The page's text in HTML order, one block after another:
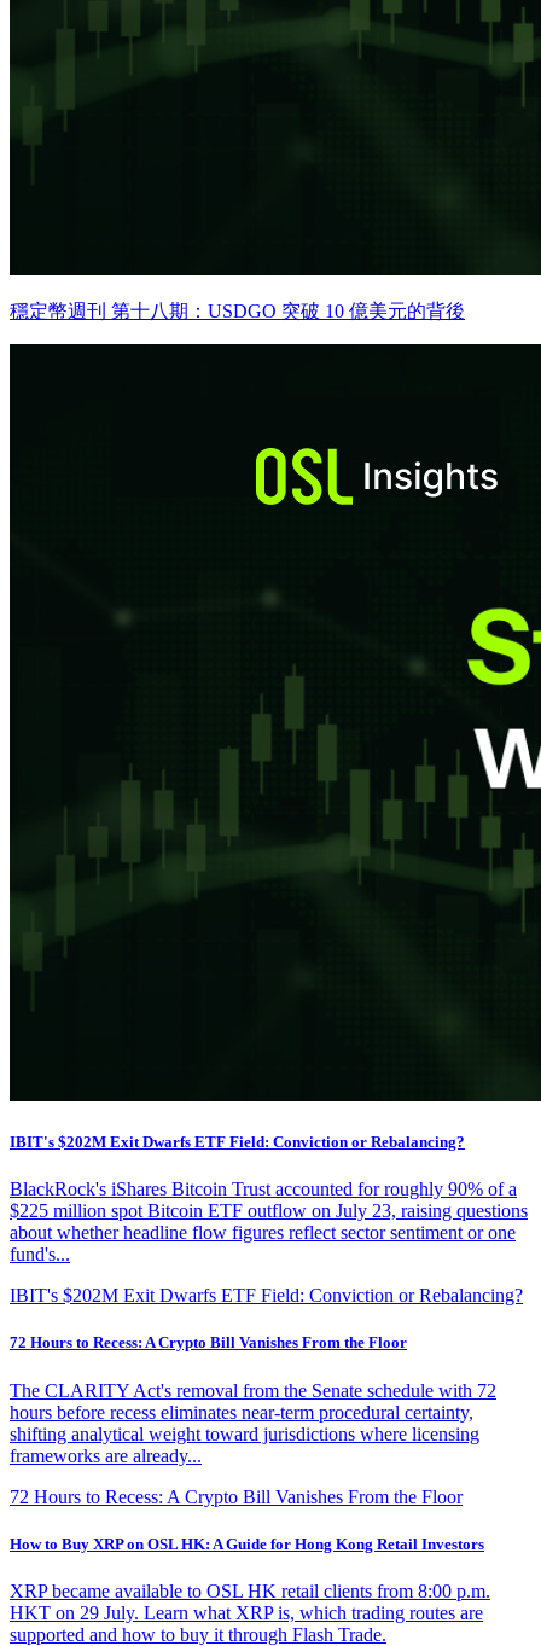
穩定幣週刊 第十八期：USDGO 突破 10 億美元的背後
IBIT's $202M Exit Dwarfs ETF Field: Conviction or Rebalancing?
BlackRock's iShares Bitcoin Trust accounted for roughly 90% of a
$225 million spot Bitcoin ETF outflow on July 23, raising questions
about whether headline flow figures reflect sector sentiment or one
fund's...
IBIT's $202M Exit Dwarfs ETF Field: Conviction or Rebalancing?
72 Hours to Recess: A Crypto Bill Vanishes From the Floor
The CLARITY Act's removal from the Senate schedule with 72
hours before recess eliminates near-term procedural certainty,
shifting analytical weight toward jurisdictions where licensing
frameworks are already...
72 Hours to Recess: A Crypto Bill Vanishes From the Floor
How to Buy XRP on OSL HK: A Guide for Hong Kong Retail Investors
XRP became available to OSL HK retail clients from 8:00 p.m.
HKT on 29 July. Learn what XRP is, which trading routes are
supported and how to buy it through Flash Trade.